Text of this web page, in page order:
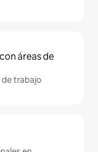
áreas de
de trabajo